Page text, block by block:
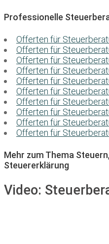
Professionelle
Offerten für
Offerten für
Offerten für
Offerten für
Offerten für
Offerten für
Offerten für
Offerten für
Offerten für
Offerten für
Mehr zum Thema
Steuererklärung
Video: